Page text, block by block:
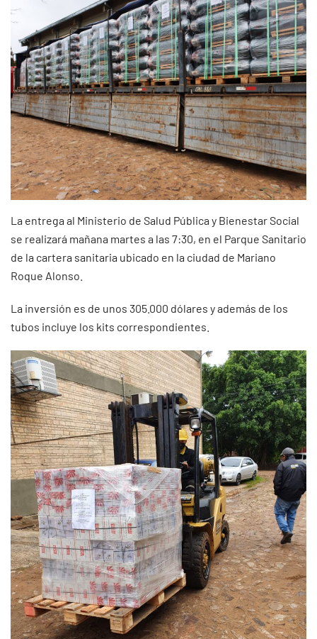
La entrega al Ministerio de Salud Pública y Bienestar Social
se realizará mañana martes a las 7:30, en el Parque Sanitario
de la cartera sanitaria ubicado en la ciudad de Mariano
Roque Alonso.
La inversión es de unos 305.000 dólares y además de los
tubos incluye los kits correspondientes.